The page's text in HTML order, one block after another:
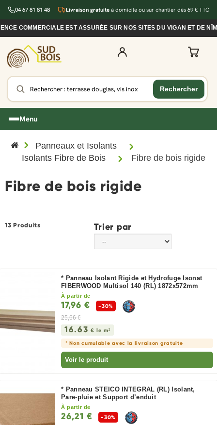
04 67 81 81 48 Livraison gratuite à domicile ou sur chantier dès 69 € TTC
EST ASSURÉE SUR NOS SITES DU VIGAN ET DE
Menu
Fibre de bois rigide
Panneaux et Isolants
Isolants Fibre de Bois
Fibre de bois rigide
13 Produits Trier par
* Panneau Isolant Rigide et Hydrofuge Isonat
FIBERWOOD Multisol 140 (RL) 1872x572mm
À partir de
17,96 €
-30%
25,66 €
16.63 € le m²
* Non cumulable avec la livraison gratuite
Voir le produit
* Panneau STEICO INTEGRAL (RL) Isolant,
Pare-pluie et Support d’enduit
À partir de
26,21 €
-30%